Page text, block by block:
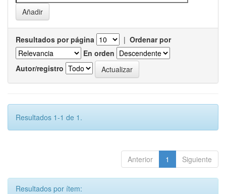
Resultados por página | Ordenar por
En orden
Autor/registro
Resultados 1-1 de 1.
Anterior 1 Siguiente
Resultados por ítem: